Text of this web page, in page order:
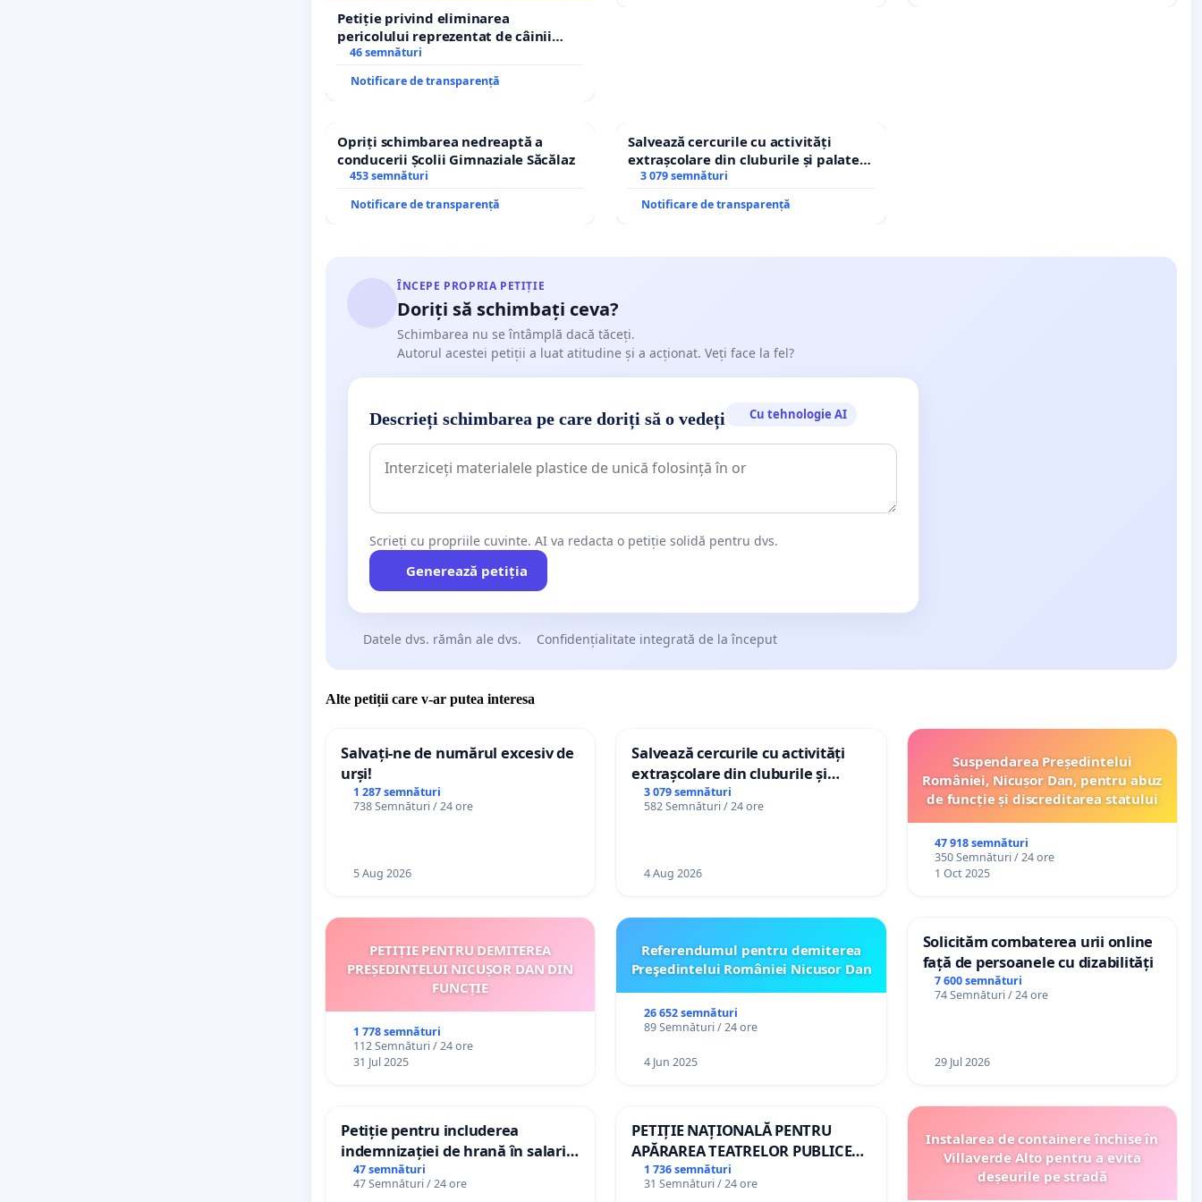
Petiție privind eliminarea
pericolului reprezentat de câinii
agresivi și fără stăpân din comuna
Tunari
46 semnături
Notificare de transparență
Opriți schimbarea nedreaptă a
conducerii Școlii Gimnaziale Săcălaz
453 semnături
Notificare de transparență
Salvează cercurile cu activități
extrașcolare din cluburile și palatele
copiilor
3 079 semnături
Notificare de transparență
ÎNCEPE PROPRIA PETIȚIE
Doriți să schimbați ceva?
Schimbarea nu se întâmplă dacă tăceți.
Autorul acestei petiții a luat atitudine și a acționat. Veți face la fel?
Descrieți schimbarea pe care doriți să o vedeți Cu tehnologie AI
Scrieți cu propriile cuvinte. AI va redacta o petiție solidă pentru dvs.
Generează petiția
Datele dvs. rămân ale dvs. Confidențialitate integrată de la început
Alte petiții care v-ar putea interesa
Salvați-ne de numărul excesiv de
urși!
1 287 semnături
738 Semnături / 24 ore
5 Aug 2026
Salvează cercurile cu activități
extrașcolare din cluburile și
palatele copiilor
3 079 semnături
582 Semnături / 24 ore
4 Aug 2026
Suspendarea Președintelui
României, Nicușor Dan, pentru abuz
de funcție și discreditarea statului
47 918 semnături
350 Semnături / 24 ore
1 Oct 2025
PETIȚIE PENTRU DEMITEREA
PREȘEDINTELUI NICUȘOR DAN DIN
FUNCȚIE
1 778 semnături
112 Semnături / 24 ore
31 Jul 2025
Referendumul pentru demiterea
Preşedintelui României Nicusor Dan
26 652 semnături
89 Semnături / 24 ore
4 Jun 2025
Solicităm combaterea urii online
față de persoanele cu dizabilități
7 600 semnături
74 Semnături / 24 ore
29 Jul 2026
Petiție pentru includerea
indemnizației de hrană în salariul
de bază și protejarea gradațiilor
de vechime pentru asistenții
47 semnături
47 Semnături / 24 ore
PETIȚIE NAȚIONALĂ PENTRU
APĂRAREA TEATRELOR PUBLICE
DE REPERTORIU DIN ROMÂNIA
1 736 semnături
31 Semnături / 24 ore
Instalarea de containere închise în
Villaverde Alto pentru a evita
deșeurile pe stradă